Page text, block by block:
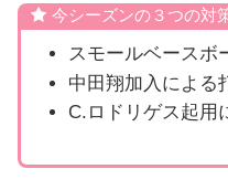
今シーズンの３つの対
スモールベースボ
中田翔加入による
C.ロドリゲス起用